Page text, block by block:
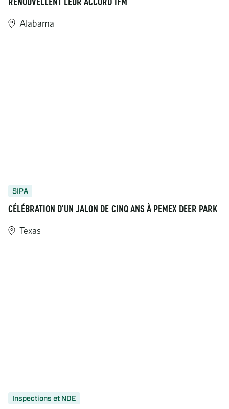
RENOUVELLENT LEUR ACCORD IFM
Alabama
SIPA
CÉLÉBRATION D'UN JALON DE CINQ ANS À PEMEX DEER PARK
Texas
Inspections et NDE